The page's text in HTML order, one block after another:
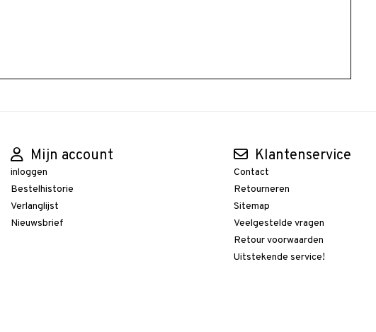
Mijn account
inloggen
Bestelhistorie
Verlanglijst
Nieuwsbrief
Klantenservice
Contact
Retourneren
Sitemap
Veelgestelde vragen
Retour voorwaarden
Uitstekende service!